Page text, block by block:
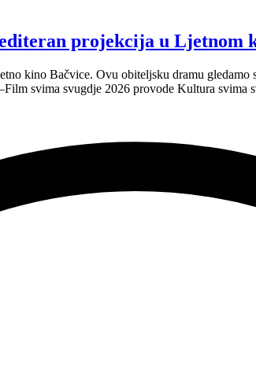
projekcija u Ljetnom
kino Bačvice. Ovu obiteljsku dramu
svima svugdje 2026 provode Kultura